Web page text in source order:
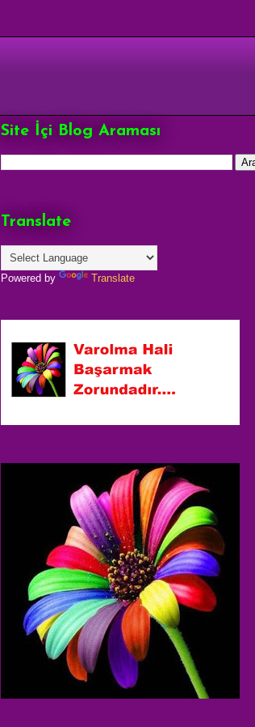
Site İçi Blog Araması
Translate
Powered by Translate